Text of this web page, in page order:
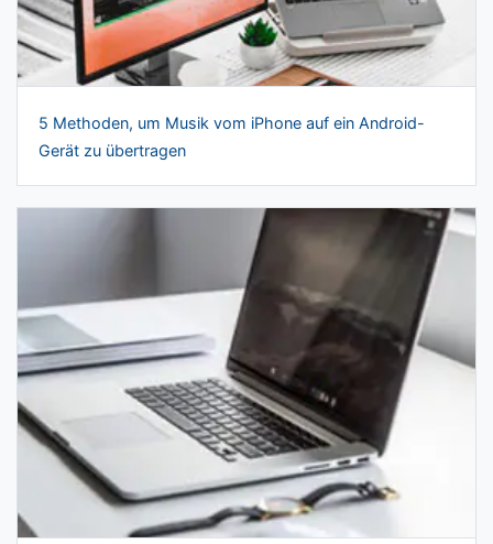
5 Methoden, um Musik vom iPhone auf ein Android-
Gerät zu übertragen